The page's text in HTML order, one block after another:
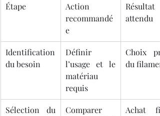
Étape
Action
recommandé
e
Résultat
attendu
Identification
du besoin
Définir
l’usage et le
matériau
requis
Choix
du
Sélection du
Comparer
Achat